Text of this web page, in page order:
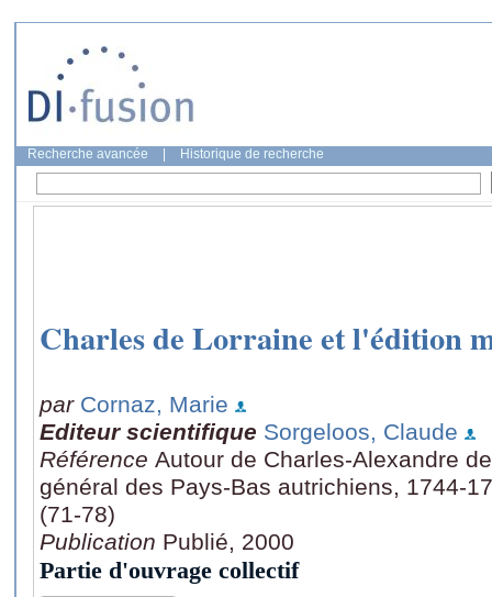
Recherche avancée Historique de recherche
Charles de Lorraine et l'édition
par Cornaz, Marie
Editeur scientifique Sorgeloos, Claude
Référence Autour de Charles-Alexandre
général des Pays-Bas autrichiens, 1744-
(71-78)
Publication Publié, 2000
Partie d'ouvrage collectif